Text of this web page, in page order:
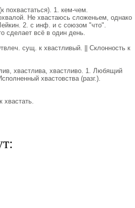
1. кем-чем.
Не хвастаюсь сложеньем, однако
2. с инф. и с союзом "что".
сделает всё в один день.
сущ. к хвастливый. || Склонность к
хвастлива, хвастливо. 1. Любящий
хвастовства (разг.).